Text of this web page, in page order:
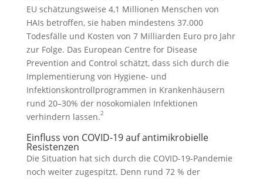
EU schätzungsweise 4,1 Millionen Menschen von
HAIs betroffen, sie haben mindestens 37.000
Todesfälle und Kos­ten von 7 Milliarden Euro pro Jahr
zur Folge. Das European Centre for Disease
Prevention and Control schätzt, dass sich durch die
Implementierung von Hygiene- und
Infektionskontroll­programmen in Krankenhäusern
rund 20–30% der nosokomialen Infektionen
verhindern lassen.2
Einfluss von COVID-19 auf antimikrobielle
Resistenzen
Die Situation hat sich durch die COVID-19-Pandemie
noch weiter zugespitzt. Denn rund 72 % der